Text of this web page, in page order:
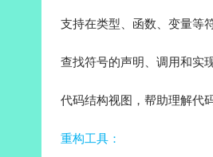
支持在类型、函数、变量等
查找符号的声明、调用和实现
代码结构视图，帮助理解代
重构工具：